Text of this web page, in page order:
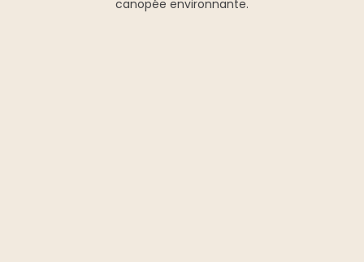
canopée environnante.